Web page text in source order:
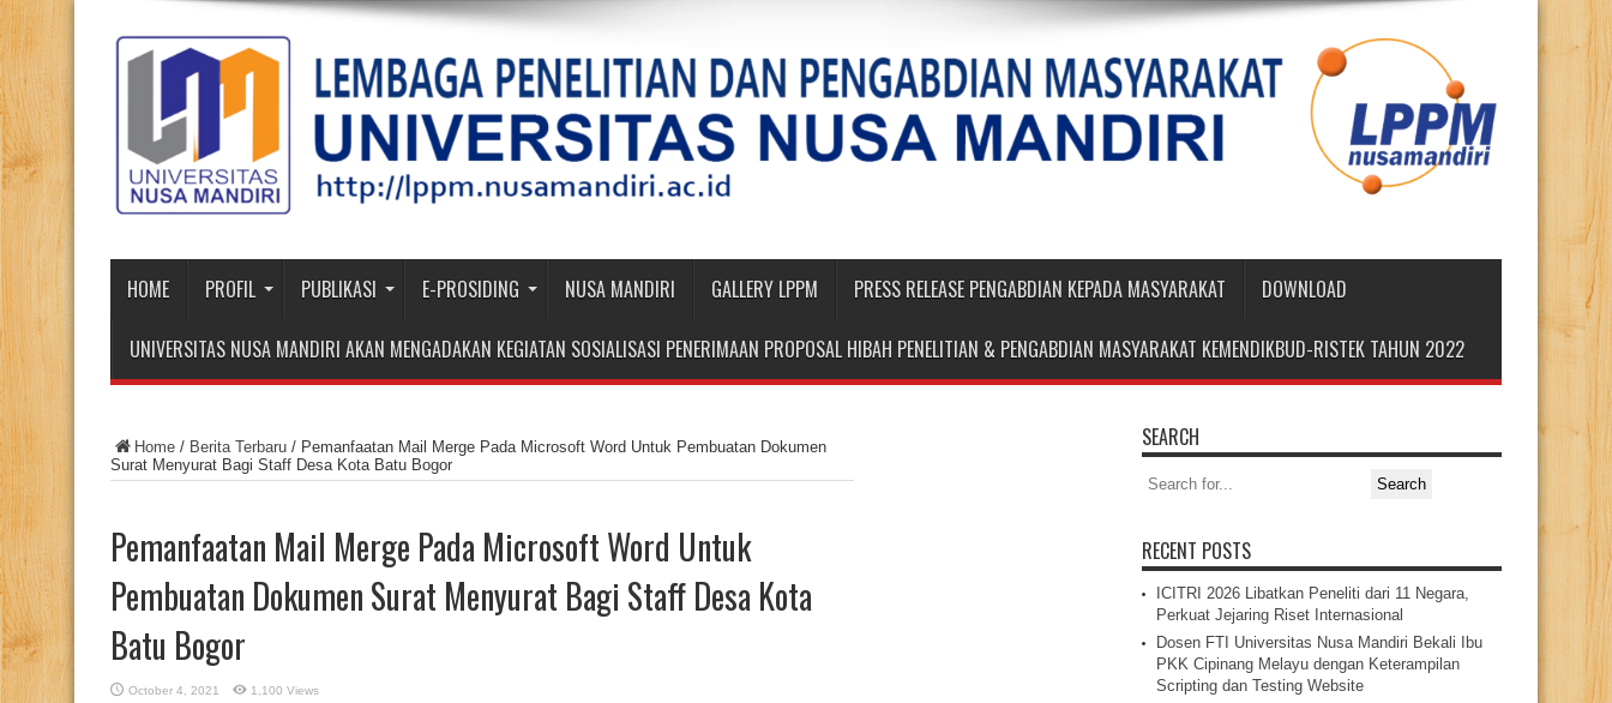
HOME PROFIL PUBLIKASI E-PROSIDING NUSA MANDIRI GALLERY LPPM PRESS RELEASE PENGABDIAN KEPADA MASYARAKAT DOWNLOAD
UNIVERSITAS NUSA MANDIRI AKAN MENGADAKAN KEGIATAN SOSIALISASI PENERIMAAN PROPOSAL HIBAH PENELITIAN & PENGABDIAN MASYARAKAT KEMENDIKBUD-RISTEK TAHUN 2022
Home / Berita Terbaru / Pemanfaatan Mail Merge Pada Microsoft Word Untuk Pembuatan Dokumen
Surat Menyurat Bagi Staff Desa Kota Batu Bogor
Pemanfaatan Mail Merge Pada Microsoft Word Untuk
Pembuatan Dokumen Surat Menyurat Bagi Staff Desa Kota
Batu Bogor
October 4, 2021 1,100 Views
SEARCH
Search
for:
RECENT POSTS
ICITRI 2026 Libatkan Peneliti dari 11 Negara,
Perkuat Jejaring Riset Internasional
Dosen FTI Universitas Nusa Mandiri Bekali Ibu
PKK Cipinang Melayu dengan Keterampilan
Scripting dan Testing Website